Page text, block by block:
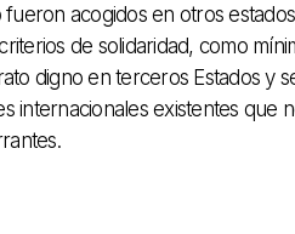
acogidos en otros
de solidaridad, como
digno en terceros Estados y
internacionales existentes que